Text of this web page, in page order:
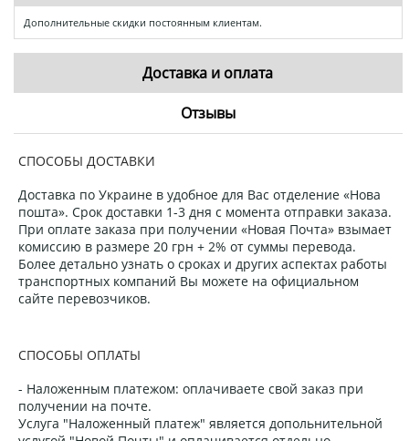
Дополнительные скидки постоянным клиентам.
Доставка и оплата
Отзывы
СПОСОБЫ ДОСТАВКИ
Доставка по Украине в удобное для Вас отделение «Нова
пошта». Срок доставки 1-3 дня с момента отправки заказа.
При оплате заказа при получении «Новая Почта» взымает
комиссию в размере 20 грн + 2% от суммы перевода.
Более детально узнать о сроках и других аспектах работы
транспортных компаний Вы можете на официальном
сайте перевозчиков.
СПОСОБЫ ОПЛАТЫ
- Наложенным платежом: оплачиваете свой заказ при
получении на почте.
Услуга "Наложенный платеж" является допольнительной